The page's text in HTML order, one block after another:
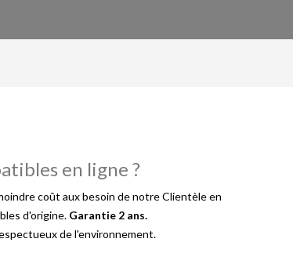
en ligne ?
coût aux besoin de notre Clientèle en
d'origine. Garantie 2 ans.
de l'environnement.